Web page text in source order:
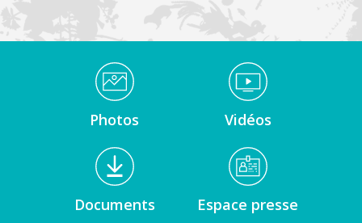
Médiathèque Footer
Photos Vidéos
Documents Espace presse